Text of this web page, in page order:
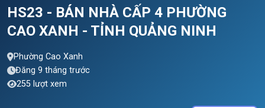
HS23 - BÁN NHÀ CẤP 4 PHƯỜNG
CAO XANH - TỈNH QUẢNG NINH
Phường Cao Xanh
Đăng 9 tháng trước
255 lượt xem